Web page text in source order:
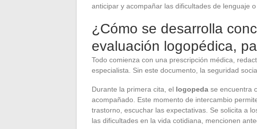
anticipar y acompañar las dificultades de lenguaje o
¿Cómo se desarrolla
evaluación logopédica,
Todo comienza con una prescripción médica,
especialista. Sin este documento, la seguridad
Durante la primera cita, el logopeda se encuentra
acompañado. Este momento de intercambio
trastorno, escuchar las expectativas. Se solicita a
las dificultades en la vida cotidiana, mencionen